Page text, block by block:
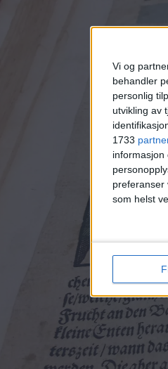
Vi og
behandler
personlig
utvikling av
1733
informasjon
preferanser
som helst